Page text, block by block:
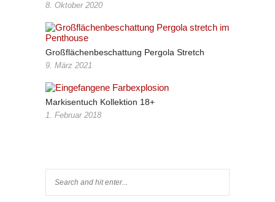
8. Oktober 2020
Großflächenbeschattung Pergola Stretch
9. März 2021
Markisentuch Kollektion 18+
1. Februar 2018